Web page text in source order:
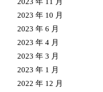
2023 年 10 月
2023 年 6 月
2023 年 4 月
2023 年 3 月
2023 年 1 月
2022 年 12 月